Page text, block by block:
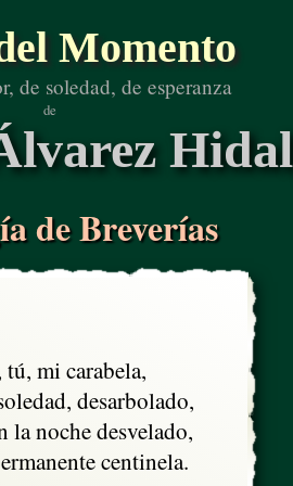
Momento
de soledad, de esperanza
de
de Breverías
tú, mi carabela,
desarbolado,
la noche desvelado,
centinela.